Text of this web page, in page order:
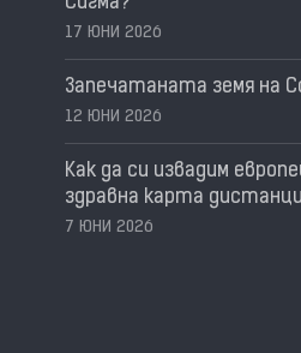
17 ЮНИ 2026
Запечатаната земя на
12 ЮНИ 2026
Как да си извадим
здравна карта
7 ЮНИ 2026